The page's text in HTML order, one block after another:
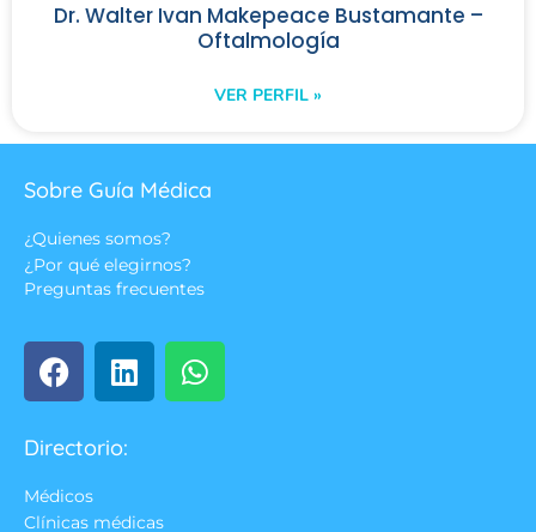
Dr. Walter Ivan Makepeace Bustamante –
Oftalmología
VER PERFIL »
Sobre Guía Médica
¿Quienes somos?
¿Por qué elegirnos?
Preguntas frecuentes
Directorio:
Médicos
Clínicas médicas